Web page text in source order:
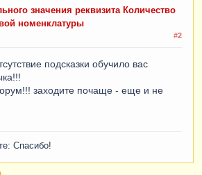
значения реквизита Количество
номенклатуры
#2
подсказки обучило вас
заходите почаще - еще и не
Спасибо!